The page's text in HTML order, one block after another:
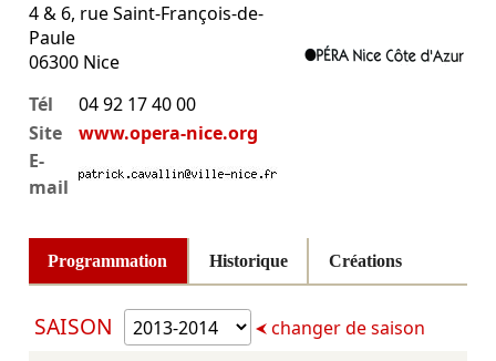
4 & 6, rue Saint-François-de-
Paule
06300 Nice
Tél
04 92 17 40 00
Site
www.opera-nice.org
E-
mail
Programmation Historique Créations
SAISON changer de saison